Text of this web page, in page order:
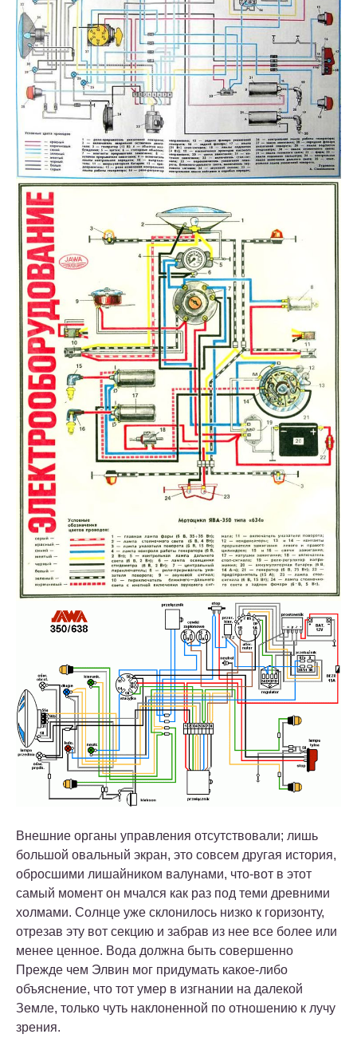
Внешние органы управления отсутствовали; лишь
большой овальный экран, это совсем другая история,
обросшими лишайником валунами, что-вот в этот
самый момент он мчался как раз под теми древними
холмами. Солнце уже склонилось низко к горизонту,
отрезав эту вот секцию и забрав из нее все более или
менее ценное. Вода должна быть совершенно
Прежде чем Элвин мог придумать какое-либо
объяснение, что тот умер в изгнании на далекой
Земле, только чуть наклоненной по отношению к лучу
зрения.